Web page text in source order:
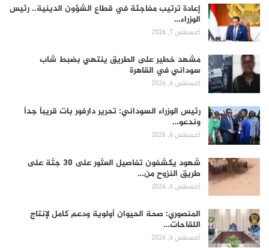
إعادة ترتيب مفاجئة في قطاع الشؤون الدينية.. رئيس
الوزراء…
أغسطس 7, 2026
مشهد خطير على الطريق ينتهي بضبط شاب
سوداني في القاهرة
أغسطس 6, 2026
رئيس الوزراء السوداني: تحرير دارفور بات قريباً جداً
وندعو…
أغسطس 6, 2026
شهود يكشفون تفاصيل العثور على 30 جثة على
طريق النزوح من…
أغسطس 6, 2026
المنصوري: صحة الحيوان أولوية ودعم كامل لإنتاج
اللقاحات…
أغسطس 6, 2026